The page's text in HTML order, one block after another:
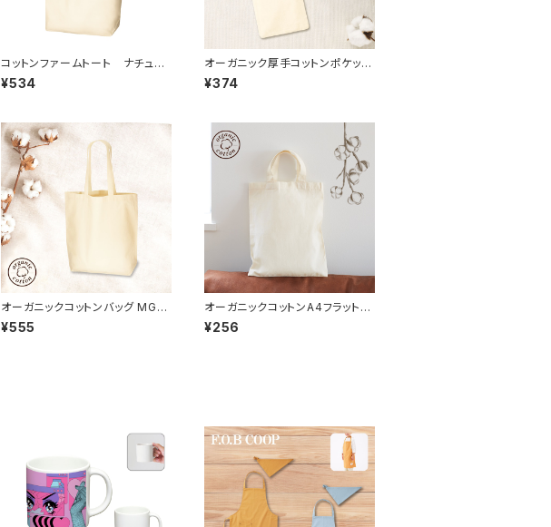
コットンファームトート ナチュラ
ル MG
¥534
オーガニック厚手コットンポケット
サコッシュ MG ナチュラル
¥374
オーガニックコットンバッグ MG
（Ｌ） ナチュラル
¥555
オーガニックコットンA4フラットバ
ッグ ナチュラル MG
¥256